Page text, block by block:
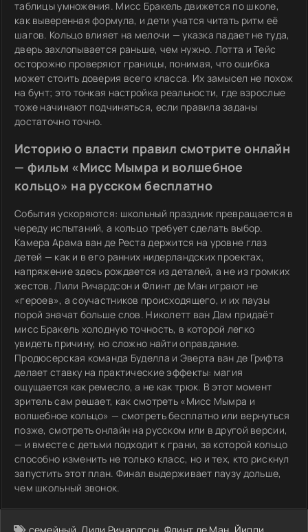
таблицы умножения. Мисс Бракель движется по школе,
как выверенная формула, и дети учатся читать ритм её
шагов. Кольцо влияет на мелочи — указка падает не туда,
дверь захлопывается раньше, чем нужно. Лотта и Тейс
осторожно проверяют границы, понимая, что ошибка
может стоить доверия всего класса. Их замысел не похож
на бунт; это тонкая настройка реальности, где взрослые
тоже начинают подчиняться, если правила заданы
достаточно точно.
Историю о власти правил смотрите онлайн
— фильм «Мисс Мымра и волшебное
кольцо» на русском бесплатно
События ускоряются: школьный праздник превращается в
череду испытаний, а кольцо требует сделать выбор.
Камера Арама ван де Реста держится на уровне глаз
детей — как и в его ранних нидерландских проектах,
напряжение здесь рождается из деталей, а не из громких
жестов. Лили Ричардсон и Флинт де Ман играют не
«героев», а соучастников происходящего, и их паузы
порой значат больше слов. Николетт ван Дам придаёт
мисс Бракель холодную точность, в которой легко
увидеть причину, но сложно найти оправдание.
Продюсерская команда Буделла и Эверта ван де Грифта
делает ставку на практические эффекты: магия
ощущается как ремесло, а не как трюк. В этот момент
зритель сам решает, как смотреть «Мисс Мымра и
волшебное кольцо» — смотреть бесплатно или вернуться
позже, смотреть онлайн на русском или в другой версии,
— и вместе с детьми подходит к грани, за которой кольцо
способно изменить не только класс, но и тех, кто рискнул
запустить этот план. Финал выдерживает паузу дольше,
чем школьный звонок.